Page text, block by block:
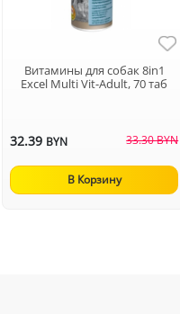
Витамины для собак 8in1
Excel Multi Vit-Adult, 70 таб
32.39 BYN 33.30 BYN
В Корзину